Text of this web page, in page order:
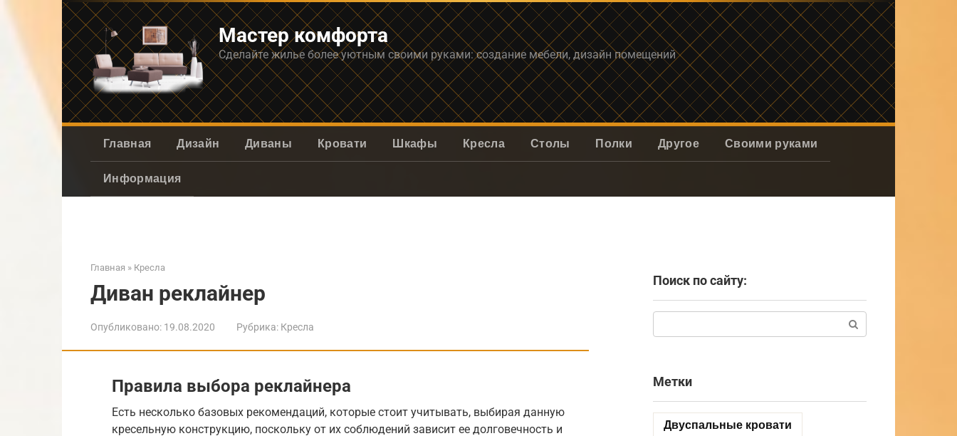
Мастер комфорта
Сделайте жилье более уютным своими руками: создание мебели, дизайн помещений
Главная Дизайн Диваны Кровати Шкафы Кресла Столы Полки Другое Своими руками
Информация
Главная » Кресла
Диван реклайнер
Опубликовано: 19.08.2020 Рубрика: Кресла
Правила выбора реклайнера
Есть несколько базовых рекомендаций, которые стоит учитывать, выбирая данную
кресельную конструкцию, поскольку от их соблюдений зависит ее долговечность и
Поиск по сайту:
Метки
Двуспальные кровати